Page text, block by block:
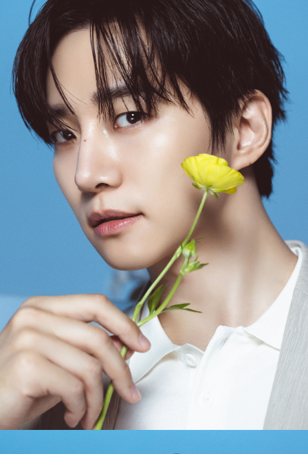
- 교환 & 반품 주소
본사물류센터 또는 전국매장에서 발송이 되므로,발송되어진 주소로 반송하여 주시면 됩니다.
- 교환 & 반품 절차
1. 받으신 택배사로 전화 후 송장번호 입력하여 반송 접수.
2. 공식몰 & 네이버페이에 로그인하셔서, 교환 or 반품 접수.
3. 상품 포장 후 왕복 배송비 (6,000원) 동봉 혹은 본사몰 계좌입금 후,
기사님 방문 시 상품 전달(착불) - 상품 불량, 오배송일 경우 동봉 X, 착불
4. 매장&물류센터 상품 도착 후 교환, 반품 처리 (교환일 경우 상품 확인 후 재발송)
교환, 환불이 불가한 경우 / LIMITATION
- 상품 수령 후 7일 이내 교환 반품 신청하지 않은 경우
- 고객님의 부주의로 상품의 변형, 훼손, 착용한 경우
- 박스가 없거나 상품의 포장이 없을 경우
A/S 및 품질 보증
- (주)파스토조의 제품 품질 보증 기간은 구입일로부터 1년입니다.
- 보증 기간이라 함은 “제조사 과실(봉제, 원단, 부자재)”로 발생된 불량일 경우 제조회사에 보상
(무료 수선, 교환, 환불)을 신청할 수 있는 기간입니다.
- 품질 보증기간 경과 후에는 공정거래위원회에서 고시한 피해 보상기준에 준하여 보상합니다.
- 단, 불량 판정 과정에서 의견 차이가 발생될 수 있으며, 이 경우 고객상담팀으로 요청 주시면, 한
국소비자연맹의 심의 후 심의 결과를 알려드립니다.
- 매장 or 본사 몰 접수 > 심사 & 수선 작업 > 매장 or 본사 몰 > 고객
- AS 접수는 본사 몰(택배),인근 지역 내 매장을 방문하시어 의뢰하여 주시기 바랍니다.
- AS 에 소요되는 기간은 평균적으로 10일이며 수선 작업이 복잡한 경우 3주까지도 소요됩니다.
- 동일한 원단, 부자재를 활용하여 최대한 원상 복구 수선을 원칙으로 합니다.
- 내구성이 다하였거나 오래된 제품일 경우 수선이 불가할 수도 있습니다.
- 수선 유형에 따라 수선비용이 발생할 수 있습니다.
고객센터 / CUSTOMER CENTER
- 1588 - 2209 리버클래시 온라인팀
- 상담 시간 : 평일 AM 10:00 ~ PM 05:00, 점심시간 : 12:00 ~ 13:00
- 토요일, 일요일, 공휴일 휴무